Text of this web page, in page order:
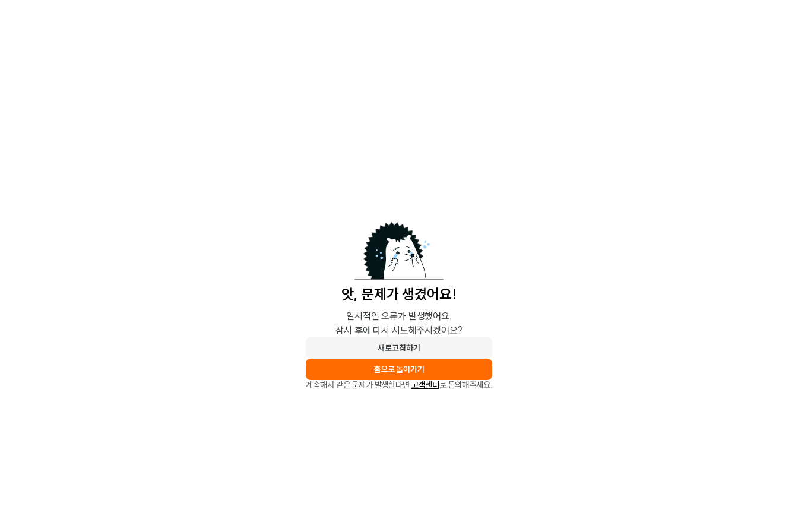
앗, 문제가 생겼어요!
일시적인 오류가 발생했어요.
잠시 후에 다시 시도해주시겠어요?
새로고침하기
홈으로 돌아가기
계속해서 같은 문제가 발생한다면 고객센터로 문의해주세요.